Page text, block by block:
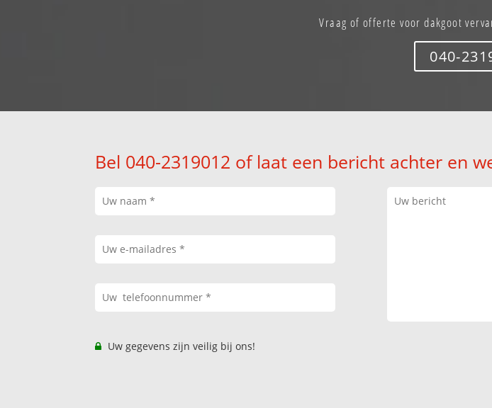
Vraag of offerte voor dakgoot
040-
Bel 040-2319012 of laat een bericht achter en
Uw gegevens zijn veilig bij ons!